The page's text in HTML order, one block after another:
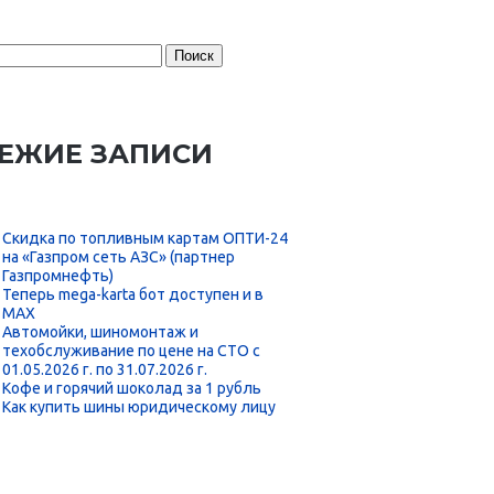
ЗАПИСИ
Скидка по топливным картам ОПТИ-24
на «Газпром сеть АЗС» (партнер
Газпромнефть)
Теперь mega-karta бот доступен и в
MAX
Автомойки, шиномонтаж и
техобслуживание по цене на СТО с
01.05.2026 г. по 31.07.2026 г.
Кофе и горячий шоколад за 1 рубль
Как купить шины юридическому лицу